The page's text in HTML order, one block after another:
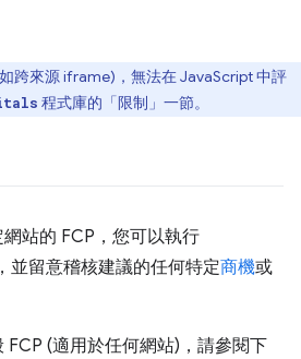
跨來源 iframe)，無法在 JavaScript 中評
程式庫的「限制」 一節。
站的 FCP，您可以執行
並留意稽核建議的任何特定商機或
FCP (適用於任何網站)，請參閱下